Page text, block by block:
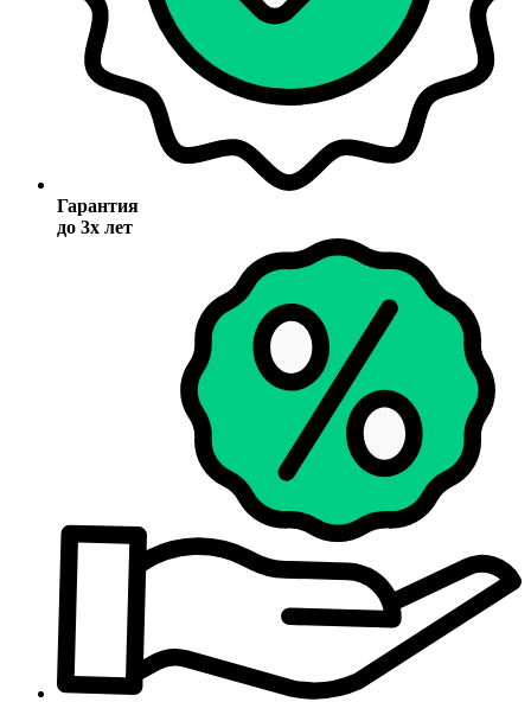
Гарантия
до 3х лет